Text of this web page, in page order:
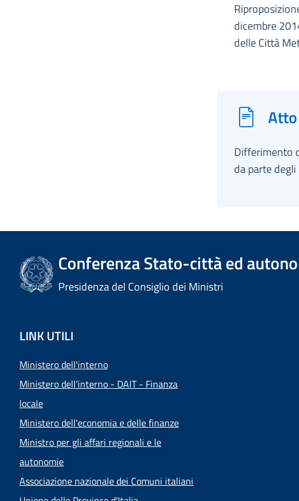
dicembre
delle Città
Differimento
da parte
Conferenza Stato-città ed
Presidenza del Consiglio dei Ministri
LINK UTILI
Ministero dell'interno
Ministero dell'interno - DAIT - Finanza
locale
Ministero dell'economia e delle finanze
Ministro per gli affari regionali e le
autonomie
Associazione nazionale dei Comuni italiani